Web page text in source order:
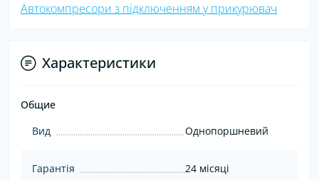
Автокомпресори з підключенням у прикурювач
Характеристики
Общие
Вид
Однопоршневий
Гарантія 24 місяці